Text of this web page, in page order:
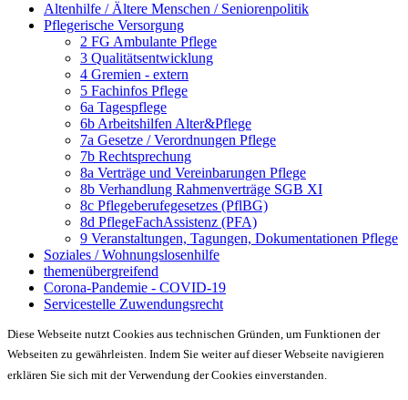
Altenhilfe / Ältere Menschen / Seniorenpolitik
Pflegerische Versorgung
2 FG Ambulante Pflege
3 Qualitätsentwicklung
4 Gremien - extern
5 Fachinfos Pflege
6a Tagespflege
6b Arbeitshilfen Alter&Pflege
7a Gesetze / Verordnungen Pflege
7b Rechtsprechung
8a Verträge und Vereinbarungen Pflege
8b Verhandlung Rahmenverträge SGB XI
8c Pflegeberufegesetzes (PflBG)
8d PflegeFachAssistenz (PFA)
9 Veranstaltungen, Tagungen, Dokumentationen Pflege
Soziales / Wohnungslosenhilfe
themenübergreifend
Corona-Pandemie - COVID-19
Servicestelle Zuwendungsrecht
Diese Webseite nutzt Cookies aus technischen Gründen, um Funktionen der
Webseiten zu gewährleisten. Indem Sie weiter auf dieser Webseite navigieren
erklären Sie sich mit der Verwendung der Cookies einverstanden.